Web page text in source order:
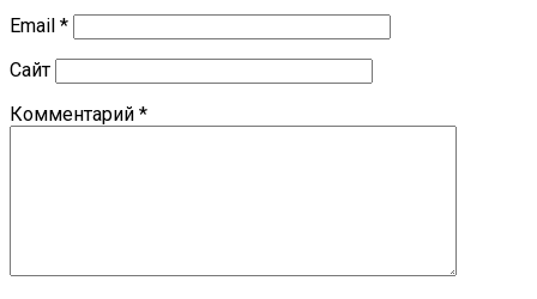
Email *
Сайт
Комментарий *